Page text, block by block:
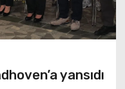
yansıdı